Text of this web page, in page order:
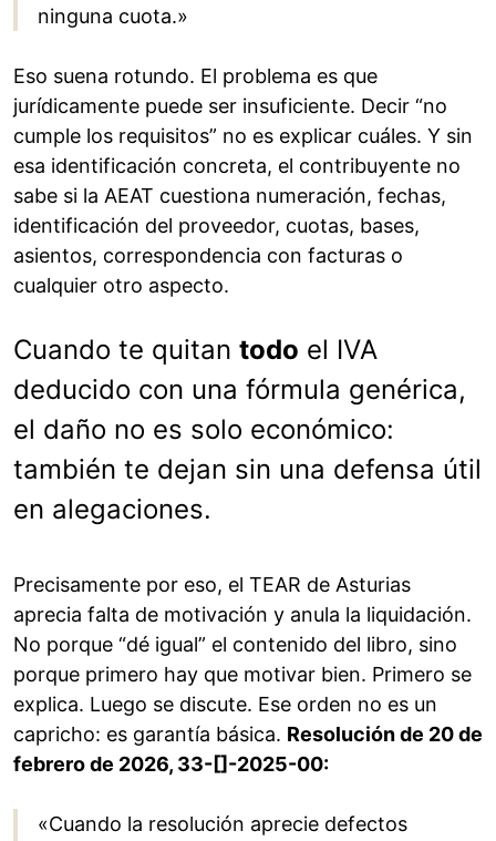
ninguna cuota.»
Eso suena rotundo. El problema es que
jurídicamente puede ser insuficiente. Decir “no
cumple los requisitos” no es explicar cuáles. Y sin
esa identificación concreta, el contribuyente no
sabe si la AEAT cuestiona numeración, fechas,
identificación del proveedor, cuotas, bases,
asientos, correspondencia con facturas o
cualquier otro aspecto.
Cuando te quitan todo el IVA
deducido con una fórmula genérica,
el daño no es solo económico:
también te dejan sin una defensa útil
en alegaciones.
Precisamente por eso, el TEAR de Asturias
aprecia falta de motivación y anula la liquidación.
No porque “dé igual” el contenido del libro, sino
porque primero hay que motivar bien. Primero se
explica. Luego se discute. Ese orden no es un
capricho: es garantía básica. Resolución de 20 de
febrero de 2026, 33-[]-2025-00:
«Cuando la resolución aprecie defectos